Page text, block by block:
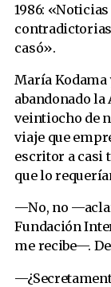
1986: «Noticias
contradictorias
casó».
María Kodama
abandonado
veintiocho de
viaje que
escritor a casi
que lo
—No, no
Fundación
me recibe—.